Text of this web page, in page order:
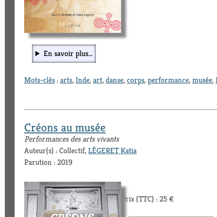
En savoir plus...
Mots-clés:arts,Inde,art,danse,corps,performance,musée,
Créons au musée
Performances des arts vivants
Auteur(s) : Collectif,LÉGERET Katia
Parution : 2019
Prix (TTC) : 25 €